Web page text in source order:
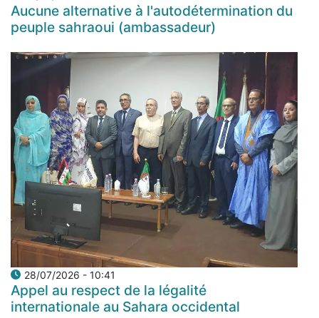
Aucune alternative à l'autodétermination du
peuple sahraoui (ambassadeur)
28/07/2026 - 10:41
Appel au respect de la légalité
internationale au Sahara occidental